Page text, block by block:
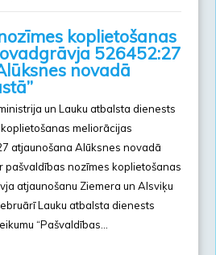
koplietošanas
526452:27
novadā
un Lauku atbalsta dienests
meliorācijas
atjaunošana Alūksnes novadā
nozīmes koplietošanas
atjaunošanu Ziemera un Alsviķu
Lauku atbalsta dienests
“Pašvaldības…